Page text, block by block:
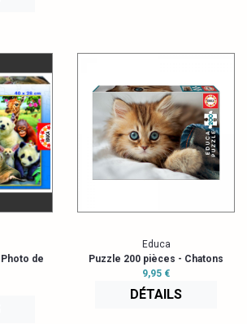
de
Educa
Puzzle 200 pièces - Chatons
9,95 €
DÉTAILS